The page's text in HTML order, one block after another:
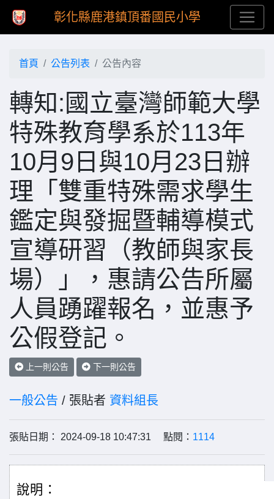
彰化縣鹿港鎮頂番國民小學
首頁 公告列表 公告內容
轉知:國立臺灣師範大學
特殊教育學系於113年
10月9日與10月23日辦
理「雙重特殊需求學生
鑑定與發掘暨輔導模式
宣導研習（教師與家長
場）」，惠請公告所屬
人員踴躍報名，並惠予
公假登記。
上一則公告 下一則公告
一般公告 / 張貼者 資料組長
張貼日期： 2024-09-18 10:47:31 點閱： 1114
說明：